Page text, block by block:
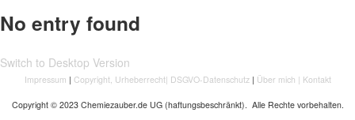
No entry found
Switch to Desktop Version
Impressum | Copyright, Urheberrecht| DSGVO-Datenschutz| Über mich | Kontakt
Copyright © 2023 Chemiezauber.de UG (haftungsbeschränkt). Alle Rechte vorbehalten.